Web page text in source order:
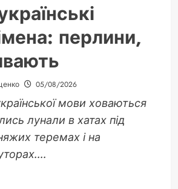
перлини,
05/08/2026
мови ховаються
лунали в хатах під
теремах і на